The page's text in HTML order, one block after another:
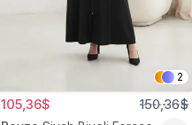
2
105,36$ 150,36$